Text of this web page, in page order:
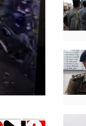
बिहार